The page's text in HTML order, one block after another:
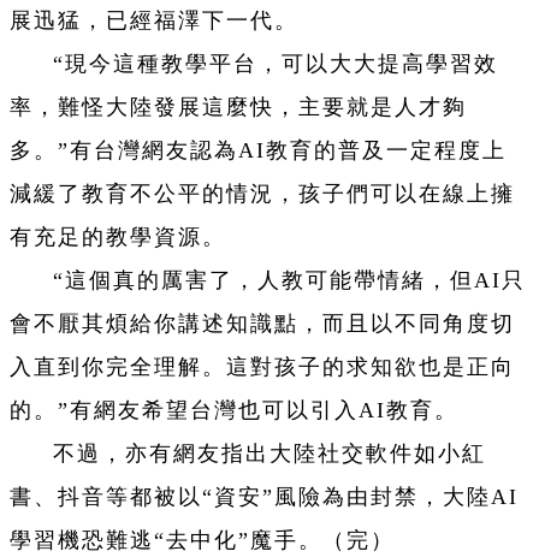
展迅猛，已經福澤下一代。
“現今這種教學平台，可以大大提高學習效
率，難怪大陸發展這麼快，主要就是人才夠
多。”有台灣網友認為AI教育的普及一定程度上
減緩了教育不公平的情況，孩子們可以在線上擁
有充足的教學資源。
“這個真的厲害了，人教可能帶情緒，但AI只
會不厭其煩給你講述知識點，而且以不同角度切
入直到你完全理解。這對孩子的求知欲也是正向
的。”有網友希望台灣也可以引入AI教育。
不過，亦有網友指出大陸社交軟件如小紅
書、抖音等都被以“資安”風險為由封禁，大陸AI
學習機恐難逃“去中化”魔手。（完）